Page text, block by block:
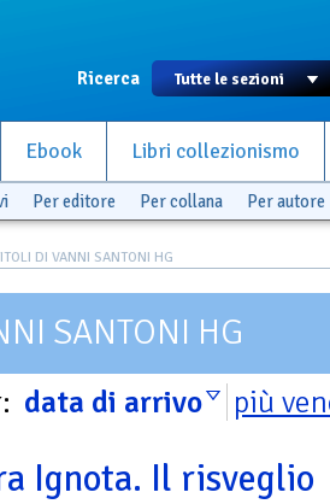
Ricerca
Ebook Libri collezionismo
Per editore Per collana Per autore
DI VANNI SANTONI HG
SANTONI HG
data di arrivo più
Ignota. Il risveglio